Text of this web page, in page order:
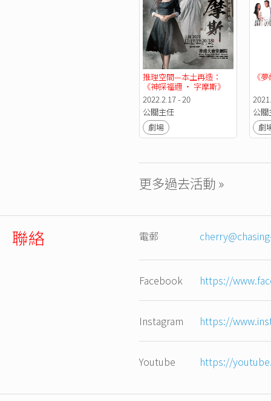
推理空間—本土再造：
《神探福邇 • 字摩斯》
2022.2.17 - 20
公關主任
劇場
《
公關
劇
更多過去活動 »
聯絡 電郵
Facebook https://
Instagram https://
Youtube https://